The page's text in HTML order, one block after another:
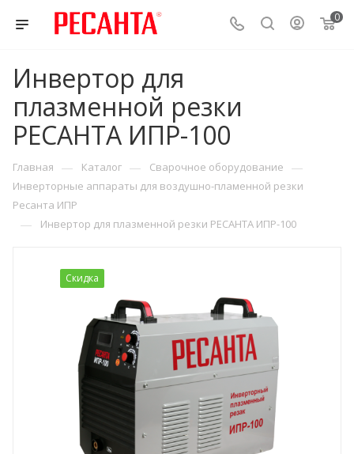
0
Инвертор для
плазменной резки
РЕСАНТА ИПР-100
Главная — Каталог — Сварочное оборудование —
Инверторные аппараты для воздушно-пламенной резки
Ресанта ИПР
— Инвертор для плазменной резки РЕСАНТА ИПР-100
Скидка